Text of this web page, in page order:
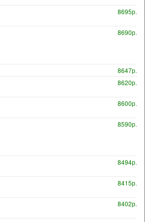
8695р.
8690р.
8647р.
8620р.
8600р.
8590р.
8494р.
8415р.
8402р.